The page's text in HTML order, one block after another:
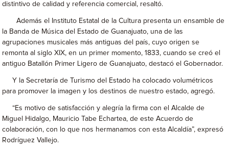
distintivo de calidad y referencia comercial, resaltó.
Además el Instituto Estatal de la Cultura presenta un ensamble de
la Banda de Música del Estado de Guanajuato, una de las
agrupaciones musicales más antiguas del país, cuyo origen se
remonta al siglo XIX, en un primer momento, 1833, cuando se creó el
antiguo Batallón Primer Ligero de Guanajuato, destacó el Gobernador.
Y la Secretaría de Turismo del Estado ha colocado volumétricos
para promover la imagen y los destinos de nuestro estado, agregó.
“Es motivo de satisfacción y alegría la firma con el Alcalde de
Miguel Hidalgo, Mauricio Tabe Echartea, de este Acuerdo de
colaboración, con lo que nos hermanamos con esta Alcaldía”, expresó
Rodríguez Vallejo.